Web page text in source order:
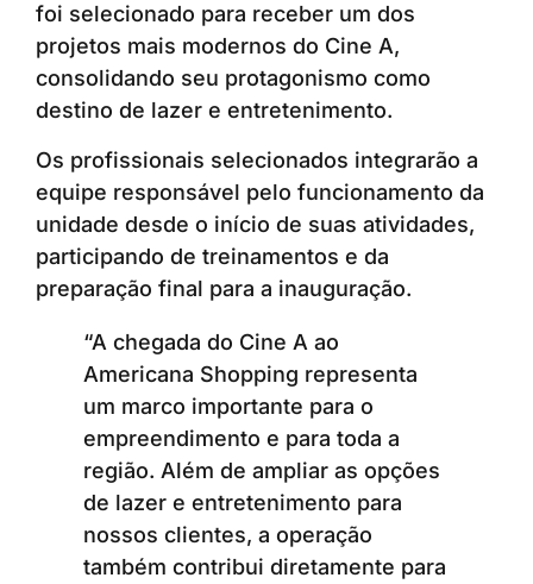
foi selecionado para receber um dos
projetos mais modernos do Cine A,
consolidando seu protagonismo como
destino de lazer e entretenimento.
Os profissionais selecionados integrarão a
equipe responsável pelo funcionamento da
unidade desde o início de suas atividades,
participando de treinamentos e da
preparação final para a inauguração.
“A chegada do Cine A ao
Americana Shopping representa
um marco importante para o
empreendimento e para toda a
região. Além de ampliar as opções
de lazer e entretenimento para
nossos clientes, a operação
também contribui diretamente para